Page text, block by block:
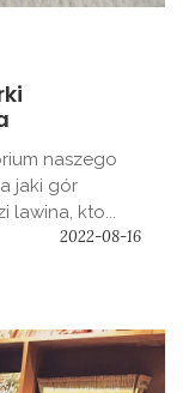
naszego
jaki gór
lawina, kto...
2022-08-16